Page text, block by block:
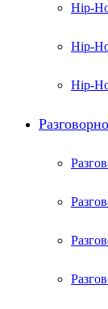
Hip-
Hip-
Hip-